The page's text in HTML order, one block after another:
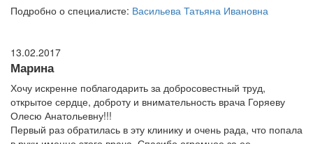
Подробно о специалисте: Васильева Татьяна Ивановна
13.02.2017
Марина
Хочу искренне поблагодарить за добросовестный труд,
открытое сердце, доброту и внимательность врача Горяеву
Олесю Анатольевну!!!
Первый раз обратилась в эту клинику и очень рада, что попала